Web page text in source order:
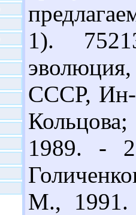
1).
СССР, Ин-
1989. -
М., 1991.